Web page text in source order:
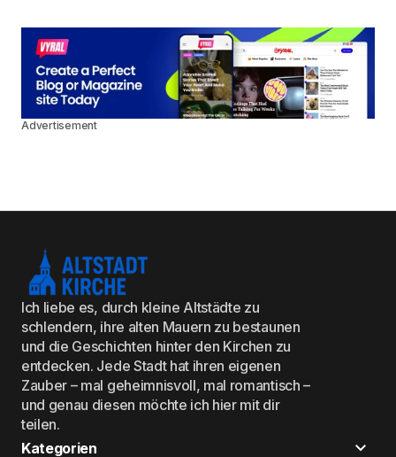
Advertisement
Ich liebe es, durch kleine Altstädte zu
schlendern, ihre alten Mauern zu bestaunen
und die Geschichten hinter den Kirchen zu
entdecken. Jede Stadt hat ihren eigenen
Zauber – mal geheimnisvoll, mal romantisch –
und genau diesen möchte ich hier mit dir
teilen.
Kategorien